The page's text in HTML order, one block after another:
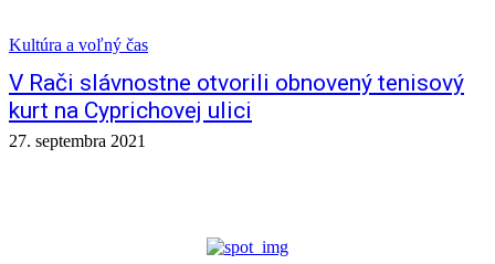
Kultúra a voľný čas
V Rači slávnostne otvorili obnovený tenisový
kurt na Cyprichovej ulici
27. septembra 2021